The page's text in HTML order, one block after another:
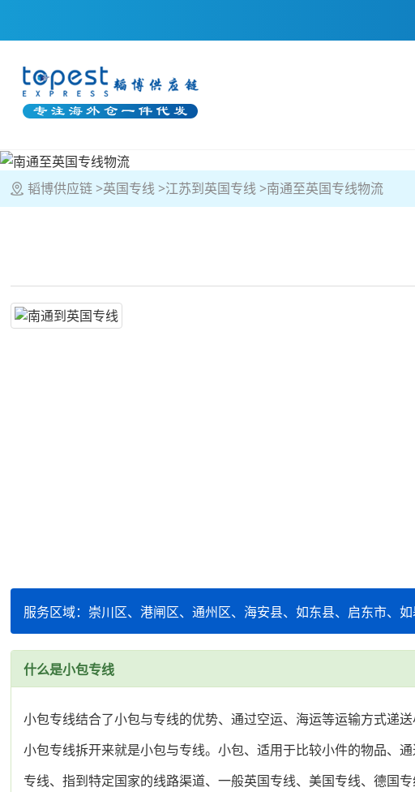
韬博供应链 英国专线 江苏到英国专线 南通至英国专线物流
服务区域：崇川区、港闸区、通州区、海安县、如东县、启东市、
什么是小包专线
小包专线结合了小包与专线的优势、通过空运、海运等运输方式递
小包专线拆开来就是小包与专线。小包、适用于比较小件的物品、
专线、指到特定国家的线路渠道、一般英国专线、美国专线、德国